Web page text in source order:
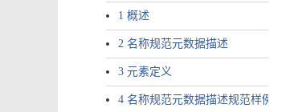
1 概述
2 名称规范元数据描述
3 元素定义
4 名称规范元数据描述规范样例